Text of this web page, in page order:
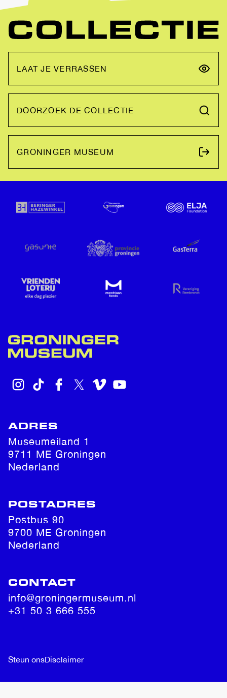
LAAT JE VERRASSEN
DOORZOEK DE COLLECTIE
GRONINGER MUSEUM
ADRES
Museumeiland 1
9711 ME Groningen
Nederland
POSTADRES
Postbus 90
9700 ME Groningen
Nederland
CONTACT
info@groningermuseum.nl
+31 50 3 666 555
Steun onsDisclaimer